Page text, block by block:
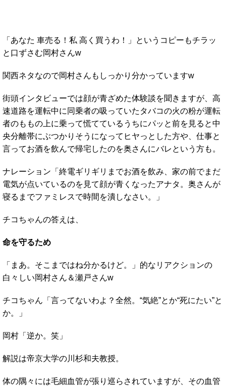
「あなた 車売る！私 高く買うわ！」というコピーもチラッ
と口ずさむ岡村さんw
関西ネタなので岡村さんもしっかり分かっていますw
街頭インタビューでは顔が青ざめた体験談を聞きますが、高
速道路を運転中に同乗者の吸っていたタバコの火の粉が運転
者のももの上に乗って慌てているうちにパッと前を見ると中
央分離帯にぶつかりそうになってヒヤっとした方や、仕事と
言ってお酒を飲んで帰宅したのを奥さんにバレという方も。
ナレーション「終電ギリギリまでお酒を飲み、家の前でまだ
電気が点いているのを見て顔が青くなったアナタ。奥さんが
寝るまでファミレスで時間を潰しなさい。」
チコちゃんの答えは、
命を守るため
「まあ。そこまではね分かるけど。」的なリアクションの
白々しい岡村さん＆瀬戸さんw
チコちゃん「言ってないわよ？全然。“気絶”とか“死にたい”と
か。」
岡村「逆か。笑」
解説は帝京大学の川杉和夫教授。
体の隅々には毛細血管が張り巡らされていますが、その血管